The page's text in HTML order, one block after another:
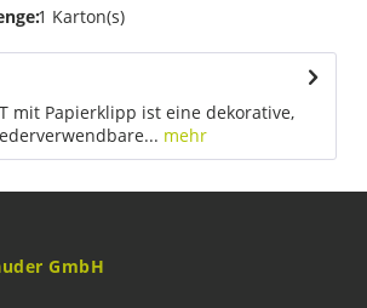
1 Karton(s)
mit Papierklipp ist eine dekorative,
mehr
GmbH